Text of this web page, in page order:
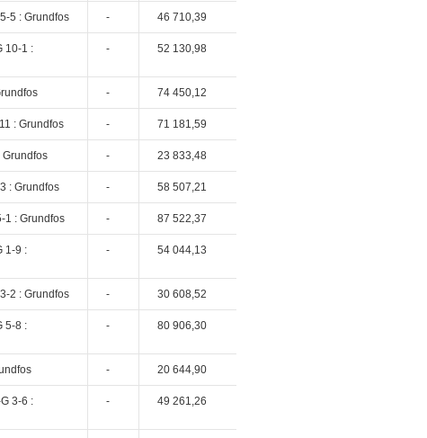
5 : Grundfos - 46 710,39
10-1 :
- 52 130,98
- 74 450,12
: Grundfos - 71 181,59
Grundfos - 23 833,48
: Grundfos - 58 507,21
1 : Grundfos - 87 522,37
1-9 :
- 54 044,13
2 : Grundfos - 30 608,52
5-8 :
- 80 906,30
- 20 644,90
3-6 :
- 49 261,26